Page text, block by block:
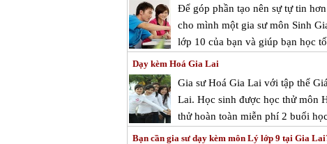
Để góp phần tạo nên sự tự tin
cho mình một gia sư môn Sinh
lớp 10 của bạn và giúp bạn học
Dạy kèm Hoá Gia Lai
Gia sư Hoá Gia Lai với tập thể
Lai. Học sinh được học thử môn
thử hoàn toàn miễn phí 2 buổi
Bạn cần gia sư dạy kèm môn Lý lớp 9 tại Gia